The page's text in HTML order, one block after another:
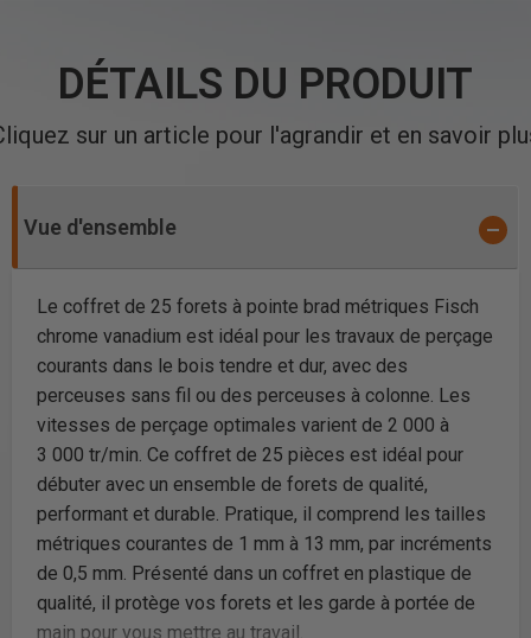
DÉTAILS DU PRODUIT
sur un article pour l'agrandir et en savoir
Vue d'ensemble
Le coffret de 25 forets à pointe brad métriques Fisch
chrome vanadium est idéal pour les travaux de perçage
courants dans le bois tendre et dur, avec des
perceuses sans fil ou des perceuses à colonne. Les
vitesses de perçage optimales varient de 2 000 à
3 000 tr/min. Ce coffret de 25 pièces est idéal pour
débuter avec un ensemble de forets de qualité,
performant et durable. Pratique, il comprend les tailles
métriques courantes de 1 mm à 13 mm, par incréments
de 0,5 mm. Présenté dans un coffret en plastique de
qualité, il protège vos forets et les garde à portée de
main pour vous mettre au travail.